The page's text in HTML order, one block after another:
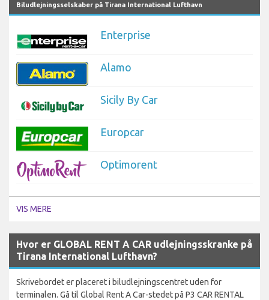
Biludlejningsselskaber på Tirana International Lufthavn
Enterprise
Alamo
Sicily By Car
Europcar
Optimorent
VIS MERE
Hvor er GLOBAL RENT A CAR udlejningsskranke på
Tirana International Lufthavn?
Skrivebordet er placeret i biludlejningscentret uden for
terminalen. Gå til Global Rent A Car-stedet på P3 CAR RENTAL